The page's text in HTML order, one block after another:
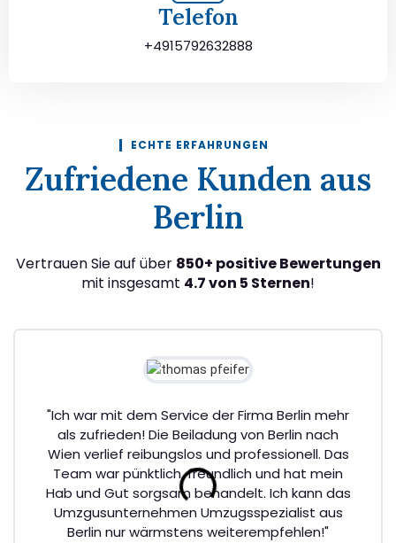
Telefon
+4915792632888
ECHTE ERFAHRUNGEN
Zufriedene Kunden aus
Berlin
Vertrauen Sie auf über 850+ positive Bewertungen
mit insgesamt 4.7 von 5 Sternen!
"Ich war mit dem Service der Firma Berlin mehr
als zufrieden! Die Beiladung von Berlin nach
Wien verlief reibungslos und professionell. Das
Team war pünktlich, freundlich und hat mein
Hab und Gut sorgsam behandelt. Ich kann das
Umzgusunternehmen Umzugsspezialist aus
Berlin nur wärmstens weiterempfehlen!"